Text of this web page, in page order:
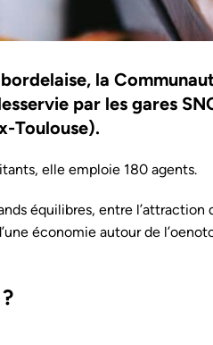
la
par les gares
Toulouse).
elle emploie 180 agents.
équilibres, entre
économie autour de